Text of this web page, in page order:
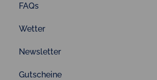
FAQs
Wetter
Newsletter
Gutscheine